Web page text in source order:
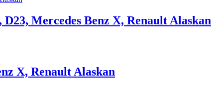
Mercedes Benz X, Renault Alaskan
X, Renault Alaskan